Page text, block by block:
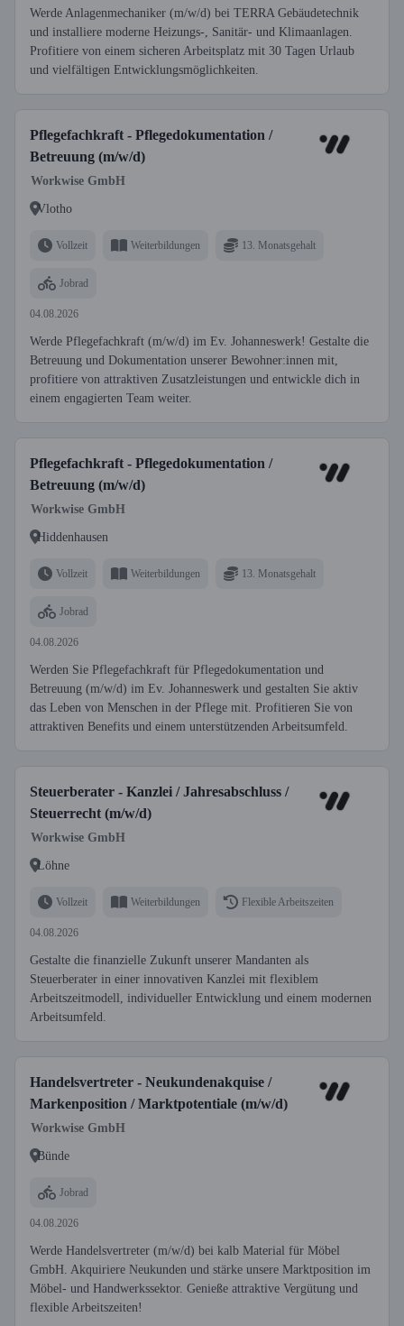
Werde Anlagenmechaniker (m/w/d) bei TERRA Gebäudetechnik
und installiere moderne Heizungs-, Sanitär- und Klimaanlagen.
Profitiere von einem sicheren Arbeitsplatz mit 30 Tagen Urlaub
und vielfältigen Entwicklungsmöglichkeiten.
Pflegefachkraft - Pflegedokumentation /
Betreuung (m/w/d)
Workwise GmbH
Vlotho
Vollzeit Weiterbildungen 13. Monatsgehalt
Jobrad
04.08.2026
Werde Pflegefachkraft (m/w/d) im Ev. Johanneswerk! Gestalte die
Betreuung und Dokumentation unserer Bewohner:innen mit,
profitiere von attraktiven Zusatzleistungen und entwickle dich in
einem engagierten Team weiter.
Pflegefachkraft - Pflegedokumentation /
Betreuung (m/w/d)
Workwise GmbH
Hiddenhausen
Vollzeit Weiterbildungen 13. Monatsgehalt
Jobrad
04.08.2026
Werden Sie Pflegefachkraft für Pflegedokumentation und
Betreuung (m/w/d) im Ev. Johanneswerk und gestalten Sie aktiv
das Leben von Menschen in der Pflege mit. Profitieren Sie von
attraktiven Benefits und einem unterstützenden Arbeitsumfeld.
Steuerberater - Kanzlei / Jahresabschluss /
Steuerrecht (m/w/d)
Workwise GmbH
Löhne
Vollzeit Weiterbildungen Flexible Arbeitszeiten
04.08.2026
Gestalte die finanzielle Zukunft unserer Mandanten als
Steuerberater in einer innovativen Kanzlei mit flexiblem
Arbeitszeitmodell, individueller Entwicklung und einem modernen
Arbeitsumfeld.
Handelsvertreter - Neukundenakquise /
Markenposition / Marktpotentiale (m/w/d)
Workwise GmbH
Bünde
Jobrad
04.08.2026
Werde Handelsvertreter (m/w/d) bei kalb Material für Möbel
GmbH. Akquiriere Neukunden und stärke unsere Marktposition im
Möbel- und Handwerkssektor. Genieße attraktive Vergütung und
flexible Arbeitszeiten!